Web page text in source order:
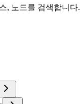
, 노드를 검색합니다.